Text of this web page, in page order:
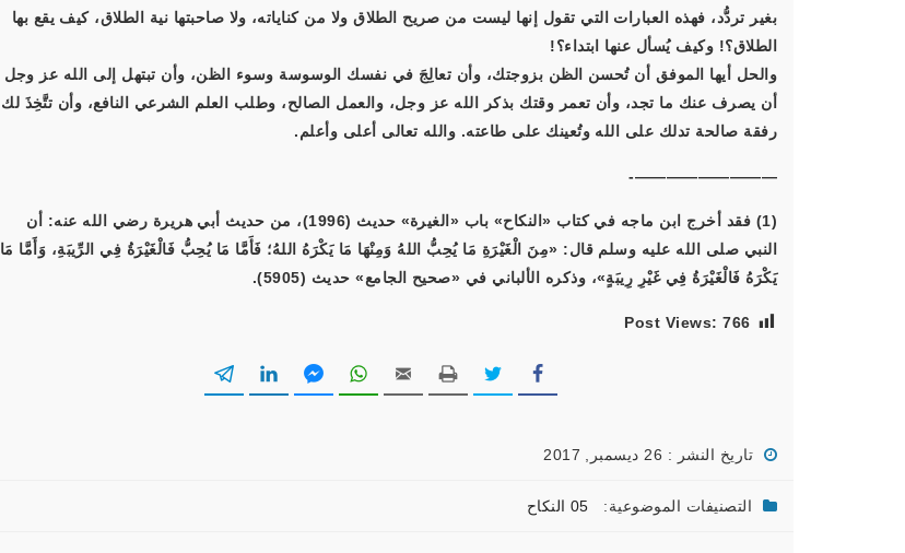
بغير تردُّد، فهذه العبارات التي تقول إنها ليست من صريح الطلاق ولا من كناياته، ولا صاحبتها نية الطلاق، كيف يقع بها
الطلاق؟! وكيف يُسأل عنها ابتداء؟!
والحل أيها الموفق أن تُحسن الظن بزوجتك، وأن تعالِجَ في نفسك الوسوسة وسوء الظن، وأن تبتهل إلى الله عز وجل
أن يصرف عنك ما تجد، وأن تعمر وقتك بذكر الله عز وجل، والعمل الصالح، وطلب العلم الشرعي النافع، وأن تتَّخِذَ لك
رفقة صالحة تدلك على الله وتُعينك على طاعته. والله تعالى أعلى وأعلم.
—————————-
(1) فقد أخرج ابن ماجه في كتاب «النكاح» باب «الغيرة» حديث (1996)، من حديث أبي هريرة رضي الله عنه: أن
النبي صلى الله عليه وسلم قال: «مِنَ الْغَيْرَةِ مَا يُحِبُّ اللهُ وَمِنْهَا مَا يَكْرَهُ اللهُ؛ فَأَمَّا مَا يُحِبُّ فَالْغَيْرَةُ فِي الرِّيبَةِ، وَأَمَّا مَا
يَكْرَهُ فَالْغَيْرَةُ فِي غَيْرِ رِيبَةٍ»، وذكره الألباني في «صحيح الجامع» حديث (5905).
Post Views: 766
تاريخ النشر : 26 ديسمبر, 2017
التصنيفات الموضوعية: 05 النكاح